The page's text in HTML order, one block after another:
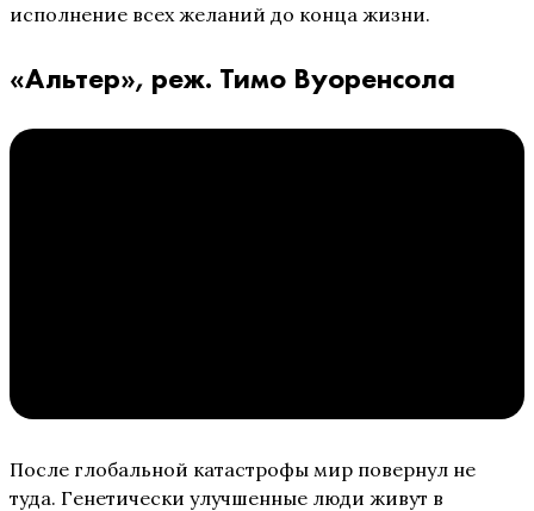
исполнение всех желаний до конца жизни.
«Альтер», реж. Тимо Вуоренсола
После глобальной катастрофы мир повернул не
туда. Генетически улучшенные люди живут в